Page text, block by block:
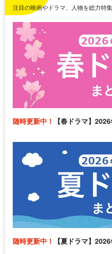
注目の映画やドラマ、人物を総力特集
随時更新中！ 【春ドラマ】
随時更新中！ 【夏ドラマ】